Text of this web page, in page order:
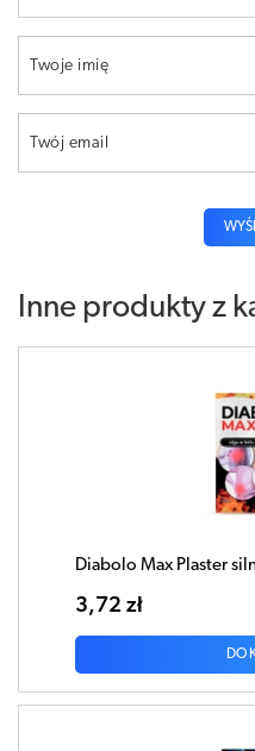
Twoje imię
Twój email
Inne produkty z
Diabolo Max Plaster
3,72 zł
DO